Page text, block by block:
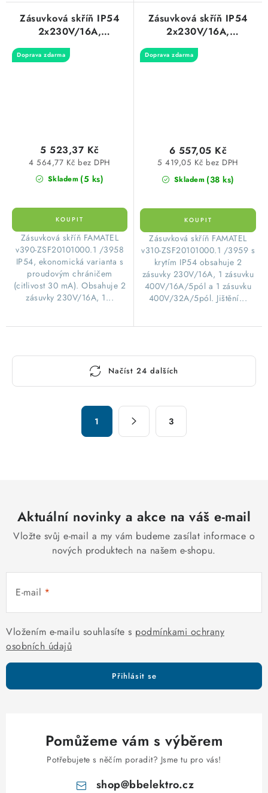
Zásuvková skříň IP54
2x230V/16A,
1x400V/16A/5p,
1x400V/32A/5p s
/3958
Doprava zdarma
Skladem (5 ks)
4 564,77 Kč bez DPH
5 523,37 Kč
​Zásuvková skříň FAMATEL
v390-ZSF20101000.1 /3958
IP54, ekonomická varianta s
proudovým chráničem
(citlivost 30 mA). Obsahuje 2
zásuvky 230V/16A, 1...
Zásuvková skříň IP54
2x230V/16A,
1x400V/16A/5p,
1x400V/32A/5p s
Famatel ZSF20101000.1
/3959
Doprava zdarma
Skladem (38 ks)
5 419,05 Kč bez DPH
6 557,05 Kč
​Zásuvková skříň FAMATEL
v310-ZSF20101000.1 /3959 s
krytím IP54 obsahuje 2
zásuvky 230V/16A, 1 zásuvku
400V/16A/5pól a 1 zásuvku
400V/32A/5pól. Jištění...
O
v
k
p
i
s
u
Načíst 24 dalších
á
n
1 3
Aktuální novinky a akce na váš e-mail
Vložte svůj e-mail a my vám budeme zasílat informace o
nových produktech na našem e-shopu.
E-mail
Vložením e-mailu souhlasíte s podmínkami ochrany
osobních údajů
Přihlásit se
Pomůžeme vám s výběrem
Potřebujete s něčím poradit? Jsme tu pro vás!
shop@bbelektro.cz